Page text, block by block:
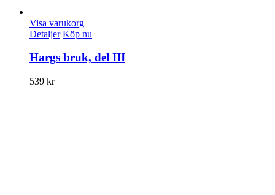
Visa varukorg
Detaljer Köp nu
Hargs bruk, del III
539 kr